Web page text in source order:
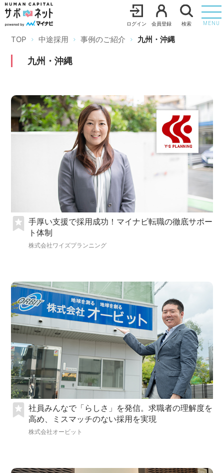
ログイン 会員登録 検索 MENU
TOP 中途採用 事例のご紹介 九州・沖縄
九州・沖縄
手厚い支援で採用成功！マイナビ転職の徹底サポー
ト体制
株式会社ワイズプランニング
社員みんなで「らしさ」を発信。求職者の理解度を
高め、ミスマッチのない採用を実現
株式会社オービット